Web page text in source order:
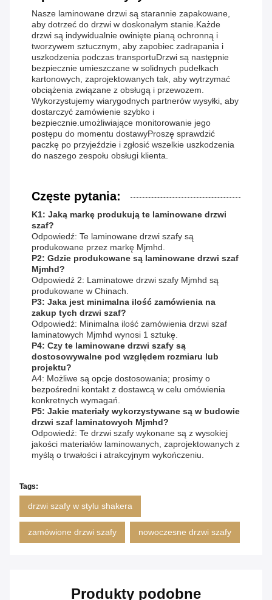
Nasze laminowane drzwi są starannie zapakowane,
aby dotrzeć do drzwi w doskonałym stanie.Każde
drzwi są indywidualnie owinięte pianą ochronną i
tworzywem sztucznym, aby zapobiec zadrapania i
uszkodzenia podczas transportuDrzwi są następnie
bezpiecznie umieszczane w solidnych pudełkach
kartonowych, zaprojektowanych tak, aby wytrzymać
obciążenia związane z obsługą i przewozem.
Wykorzystujemy wiarygodnych partnerów wysyłki, aby
dostarczyć zamówienie szybko i
bezpiecznie.umożliwiające monitorowanie jego
postępu do momentu dostawyProszę sprawdzić
paczkę po przyjeździe i zgłosić wszelkie uszkodzenia
do naszego zespołu obsługi klienta.
Częste pytania:
K1: Jaką markę produkują te laminowane drzwi
szaf?
Odpowiedź: Te laminowane drzwi szafy są
produkowane przez markę Mjmhd.
P2: Gdzie produkowane są laminowane drzwi szaf
Mjmhd?
Odpowiedź 2: Laminatowe drzwi szafy Mjmhd są
produkowane w Chinach.
P3: Jaka jest minimalna ilość zamówienia na
zakup tych drzwi szaf?
Odpowiedź: Minimalna ilość zamówienia drzwi szaf
laminatowych Mjmhd wynosi 1 sztukę.
P4: Czy te laminowane drzwi szafy są
dostosowywalne pod względem rozmiaru lub
projektu?
A4: Możliwe są opcje dostosowania; prosimy o
bezpośredni kontakt z dostawcą w celu omówienia
konkretnych wymagań.
P5: Jakie materiały wykorzystywane są w budowie
drzwi szaf laminatowych Mjmhd?
Odpowiedź: Te drzwi szafy wykonane są z wysokiej
jakości materiałów laminowanych, zaprojektowanych z
myślą o trwałości i atrakcyjnym wykończeniu.
Tags:
drzwi szafy w stylu shakera
zamówione drzwi szafy nowoczesne drzwi szafy
Produkty podobne